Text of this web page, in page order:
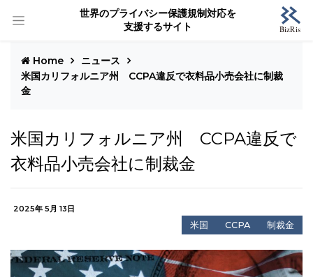
世界のプライバシー保護規制対応を
支援するサイト
Home
ニュース
米国カリフォルニア州 CCPA違反で衣料品小売会社に制裁
金
米国カリフォルニア州 CCPA違反で
衣料品小売会社に制裁金
2025年 5月 13日
米国 CCPA 制裁金